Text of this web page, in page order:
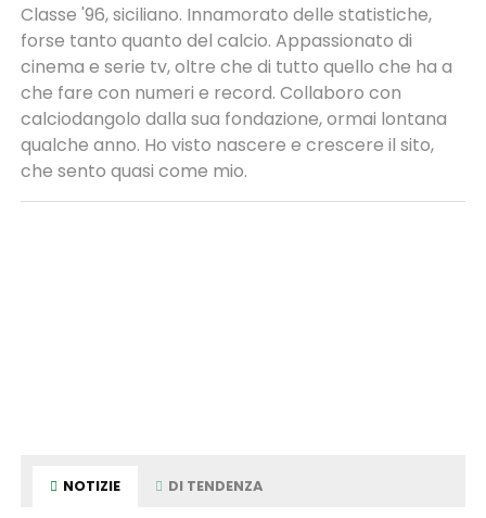
Classe '96, siciliano. Innamorato delle statistiche,
forse tanto quanto del calcio. Appassionato di
cinema e serie tv, oltre che di tutto quello che ha a
che fare con numeri e record. Collaboro con
calciodangolo dalla sua fondazione, ormai lontana
qualche anno. Ho visto nascere e crescere il sito,
che sento quasi come mio.
NOTIZIE DI TENDENZA